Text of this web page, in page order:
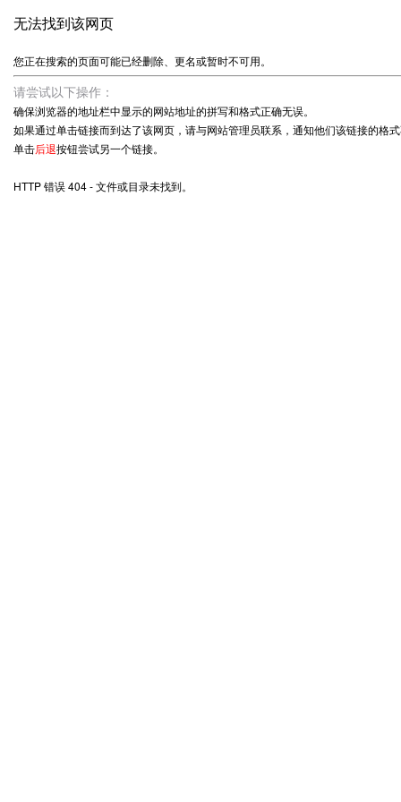
无法找到该网页
您正在搜索的页面可能已经删除、更名或暂时不可用。
请尝试以下操作：
确保浏览器的地址栏中显示的网站地址的拼写和格式正确无误。
如果通过单击链接而到达了该网页，请与网站管理员联系，通知他们该链接的格
单击后退按钮尝试另一个链接。
HTTP 错误 404 - 文件或目录未找到。